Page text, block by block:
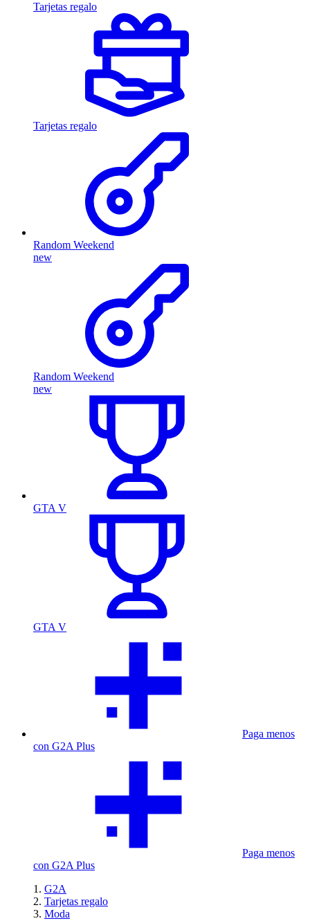
Tarjetas regalo
Tarjetas regalo
Random Weekend
new
Random Weekend
new
GTA V
GTA V
Paga menos
con G2A Plus
Paga menos
con G2A Plus
G2A
Tarjetas regalo
Moda